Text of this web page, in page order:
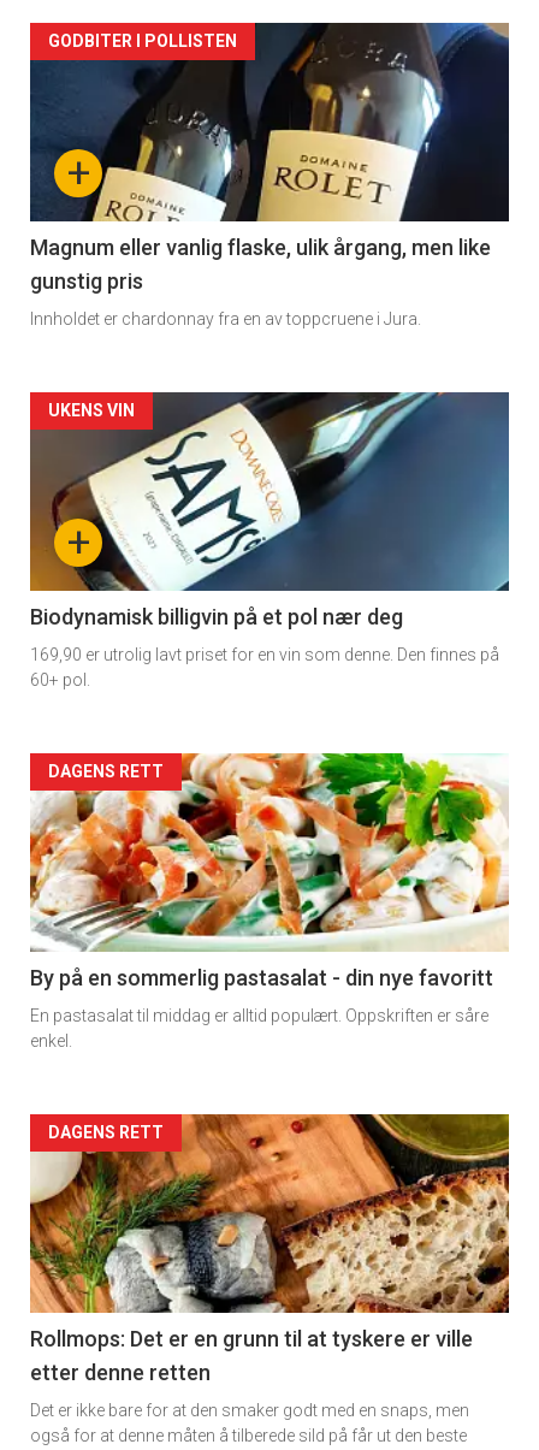
Forsiden
akkurat
nå
3
+
GODBITER I POLLISTEN
Magnum eller vanlig flaske, ulik årgang, men like
gunstig pris
Innholdet er chardonnay fra en av toppcruene i Jura.
Forsiden
akkurat
nå
4
+
UKENS VIN
Biodynamisk billigvin på et pol nær deg
169,90 er utrolig lavt priset for en vin som denne. Den finnes på
60+ pol.
Forsiden
akkurat
nå
-
5
DAGENS RETT
By på en sommerlig pastasalat - din nye favoritt
En pastasalat til middag er alltid populært. Oppskriften er såre
enkel.
Forsiden
akkurat
nå
-
6
DAGENS RETT
Rollmops: Det er en grunn til at tyskere er ville
etter denne retten
Det er ikke bare for at den smaker godt med en snaps, men
også for at denne måten å tilberede sild på får ut den beste